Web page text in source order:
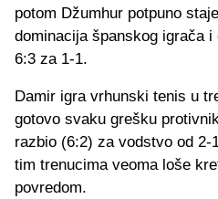
potom Džumhur potpuno
dominacija španskog igrača
6:3 za 1-1.
Damir igra vrhunski tenis u
gotovo svaku grešku
razbio (6:2) za vodstvo od
tim trenucima veoma loše
povredom.